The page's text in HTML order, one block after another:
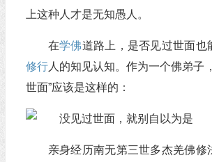
上这种人才是无知愚人。
在学佛道路上，是否见过世面也
修行人的知见认知。作为一个佛弟子
世面”应该是这样的：
亲身经历南无第三世多杰羌佛修